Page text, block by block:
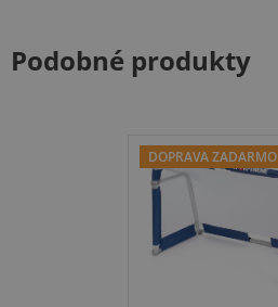
Podobné produkty
DOPRAVA ZADARMO